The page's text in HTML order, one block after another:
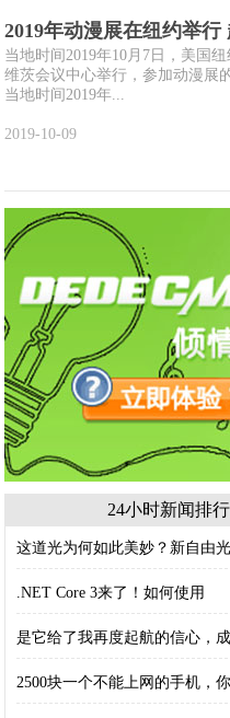
2019年动漫展在纽约举
当地时间2019年10月7日，美国
维茨会议中心举行，参加动漫展
当地时间2019年...
2019-10-09
24小时新闻排行
这道光为何如此美妙？新自由
.NET Core 3来了！如何使用
是它给了我再度起航的信心，
2500块一个不能上网的手机，